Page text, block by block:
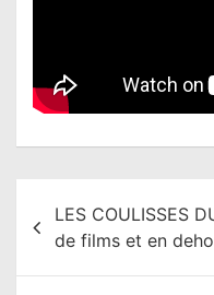
LES COULISSES
de films et en